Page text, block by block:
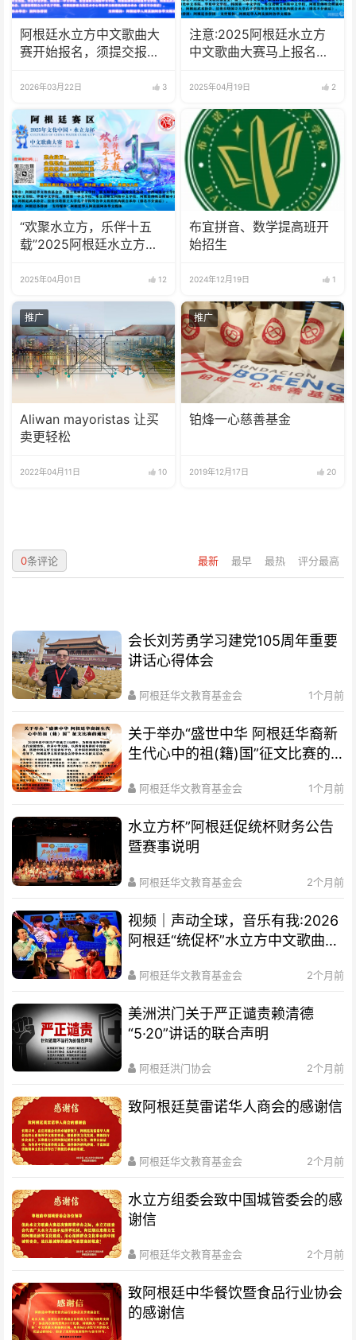
阿根廷水立方中文歌曲大
赛开始报名，须提交报名
须横屏半身或全身出境
2026年03月22日 3
注意:2025阿根廷水立方
中文歌曲大赛马上报名截
2025年04月19日 2
“欢聚水立方，乐伴十五
载”2025阿根廷水立方中
2025年04月01日 12
布宜拼音、数学提高班开
始招生
2024年12月19日 1
推广
Aliwan mayoristas 让买
卖更轻松
2022年04月11日 10
推广
铂烽一心慈善基金
2019年12月17日 20
最新 最早 最热 评分最高
0条评论
会长刘芳勇学习建党105周年重要
讲话心得体会
阿根廷华文教育基金会 1个月前
关于举办“盛世中华 阿根廷华裔新
生代心中的祖(籍)国”征文比赛的
阿根廷华文教育基金会 1个月前
水立方杯”阿根廷促统杯财务公告
暨赛事说明
阿根廷华文教育基金会 2个月前
视频｜声动全球，音乐有我:2026
阿根廷“统促杯”水立方中文歌曲大
阿根廷华文教育基金会 2个月前
美洲洪门关于严正谴责赖清德
“5·20”讲话的联合声明
阿根廷洪门协会 2个月前
致阿根廷莫雷诺华人商会的感谢信
阿根廷华文教育基金会 2个月前
水立方组委会致中国城管委会的感
谢信
阿根廷华文教育基金会 2个月前
致阿根廷中华餐饮暨食品行业协会
的感谢信